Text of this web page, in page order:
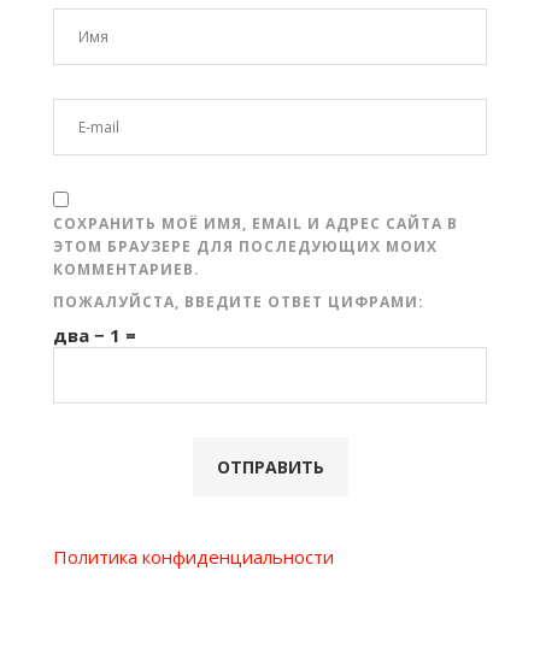
СОХРАНИТЬ МОЁ ИМЯ, EMAIL И АДРЕС САЙТА В
ЭТОМ БРАУЗЕРЕ ДЛЯ ПОСЛЕДУЮЩИХ МОИХ
КОММЕНТАРИЕВ.
ПОЖАЛУЙСТА, ВВЕДИТЕ ОТВЕТ ЦИФРАМИ:
два − 1 =
Политика конфиденциальности